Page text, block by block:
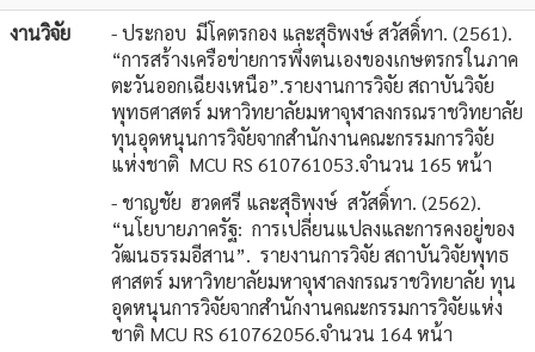
งานวิจัย
- ประกอบ มีโคตรกอง และสุธิพงษ์ สวัสดิ์ทา. (2561).
“การสร้างเครือข่ายการพึ่งตนเองของเกษตรกรในภาค
ตะวันออกเฉียงเหนือ”.รายงานการวิจัย สถาบันวิจัย
พุทธศาสตร์ มหาวิทยาลัยมหาจุฬาลงกรณราชวิทยาลัย
ทุนอุดหนุนการวิจัยจากสำนักงานคณะกรรมการวิจัย
แห่งชาติ MCU RS 610761053.จำนวน 165 หน้า
- ชาญชัย ฮวดศรี และสุธิพงษ์ สวัสดิ์ทา. (2562).
“นโยบายภาครัฐ: การเปลี่ยนแปลงและการคงอยู่ของ
วัฒนธรรมอีสาน”. รายงานการวิจัย สถาบันวิจัยพุทธ
ศาสตร์ มหาวิทยาลัยมหาจุฬาลงกรณราชวิทยาลัย ทุน
อุดหนุนการวิจัยจากสำนักงานคณะกรรมการวิจัยแห่ง
ชาติ MCU RS 610762056.จำนวน 164 หน้า